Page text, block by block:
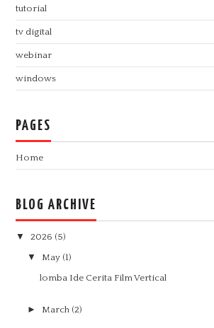
tutorial
tv digital
webinar
windows
PAGES
Home
BLOG ARCHIVE
▼2026 (5)
▼ May (1)
lomba Ide Cerita Film Vertical
► March (2)